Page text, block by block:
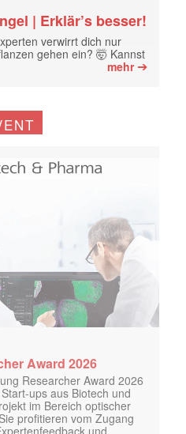
| Erklär’s besser!
verwirrt dich nur
gehen ein? 🤯 Kannst
mehr➔
Award 2026
Researcher Award 2026
ups aus Biotech und
im Bereich optischer
profitieren vom Zugang
und